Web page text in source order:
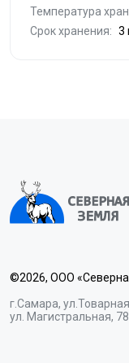
Температура
Срок хранения: 3
©2026, ООО
г.Самара,
ул. Магистральная,